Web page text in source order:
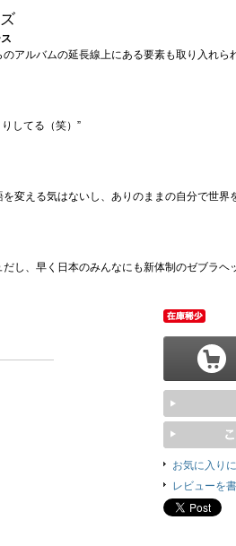
アルバムの延長線上にある要素も取り入れら
してる（笑）”
変える気はないし、ありのままの自分で世界
し、早く日本のみんなにも新体制のゼブラヘ
お気に入り
レビューを書